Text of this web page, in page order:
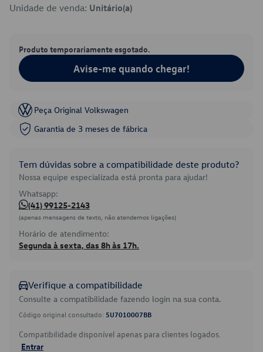
Unidade de venda: Unitário(a)
Produto temporariamente esgotado.
Avise-me quando chegar!
Peça Original Volkswagen
Garantia de 3 meses de fábrica
Tem dúvidas sobre a compatibilidade deste produto?
Nossa equipe especializada está pronta para ajudar!
Whatsapp:
(41) 99125-2143
(apenas mensagens de texto, não atendemos ligações)
Horário de atendimento:
Segunda à sexta, das 8h às 17h.
Verifique a compatibilidade
Consulte a compatibilidade fazendo login na sua conta.
Código original consultado: 5U7010007BB
Compatibilidade disponível apenas para clientes logados.
Entrar